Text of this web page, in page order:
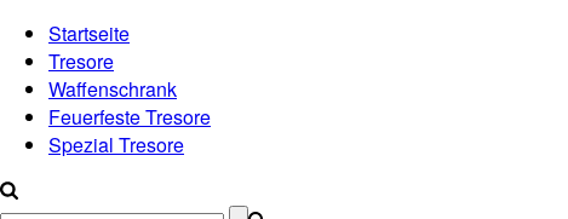
Startseite
Tresore
Waffenschrank
Feuerfeste Tresore
Spezial Tresore